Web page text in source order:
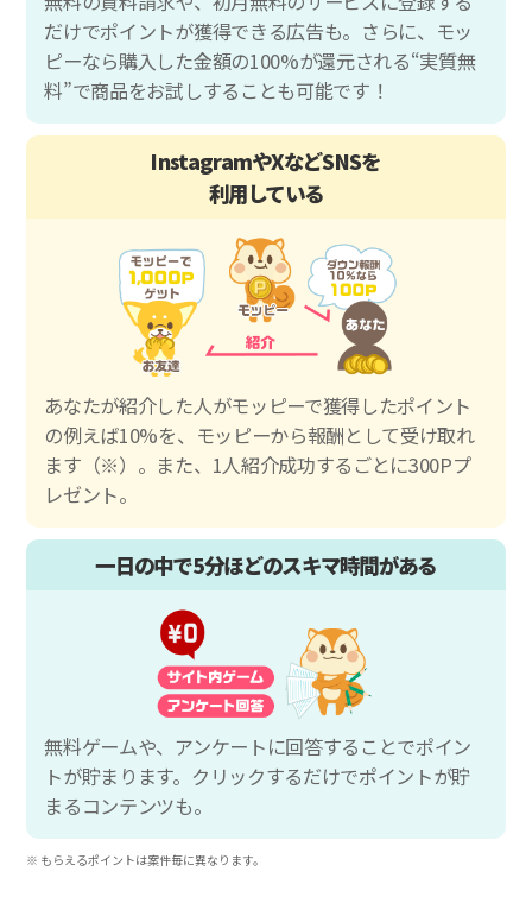
だけでポイントが獲得できる広告も。さらに、モッ
ピーなら購入した金額の100%が還元される“実質無
料”で商品をお試しすることも可能です！
InstagramやXなどSNSを
利用している
あなたが紹介した人がモッピーで獲得したポイント
の例えば10%を、モッピーから報酬として受け取れ
ます（※）。また、1人紹介成功するごとに300Pプ
レゼント。
一日の中で5分ほどのスキマ時間がある
無料ゲームや、アンケートに回答することでポイン
トが貯まります。クリックするだけでポイントが貯
まるコンテンツも。
※ もらえるポイントは案件毎に異なります。